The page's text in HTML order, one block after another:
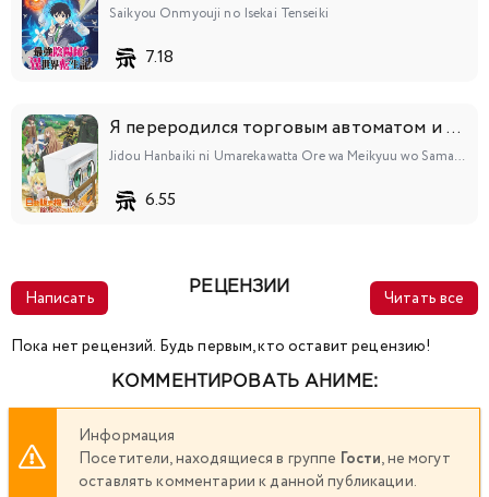
Saikyou Onmyouji no Isekai Tenseiki
7.18
Я переродился торговым автоматом и скитаюсь по лабиринту
Jidou Hanbaiki ni Umarekawatta Ore wa Meikyuu wo Samayou
6.55
Написать
РЕЦЕНЗИИ
Читать все
Пока нет рецензий. Будь первым, кто оставит рецензию!
КОММЕНТИРОВАТЬ АНИМЕ:
Информация
Посетители, находящиеся в группе Гости, не могут
оставлять комментарии к данной публикации.